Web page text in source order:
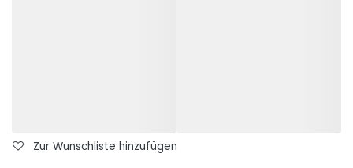
Zur Wunschliste hinzufügen